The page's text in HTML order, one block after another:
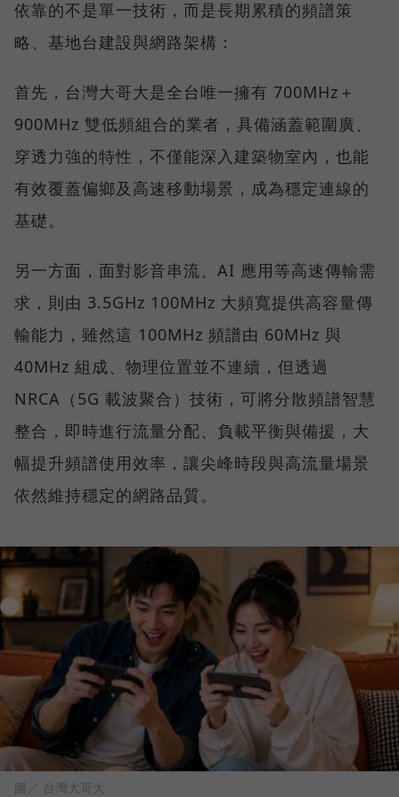
依靠的不是單一技術，而是長期累積的頻譜策
略、基地台建設與網路架構：
首先，台灣大哥大是全台唯一擁有 700MHz＋
900MHz 雙低頻組合的業者，具備涵蓋範圍廣、
穿透力強的特性，不僅能深入建築物室內，也能
有效覆蓋偏鄉及高速移動場景，成為穩定連線的
基礎。
另一方面，面對影音串流、AI 應用等高速傳輸需
求，則由 3.5GHz 100MHz 大頻寬提供高容量傳
輸能力，雖然這 100MHz 頻譜由 60MHz 與
40MHz 組成、物理位置並不連續，但透過
NRCA（5G 載波聚合）技術，可將分散頻譜智慧
整合，即時進行流量分配、負載平衡與備援，大
幅提升頻譜使用效率，讓尖峰時段與高流量場景
依然維持穩定的網路品質。
圖／ 台灣大哥大